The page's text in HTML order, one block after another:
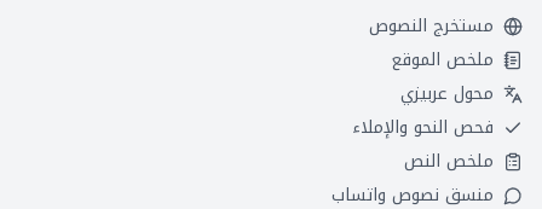
مستخرج النصوص
ملخص الموقع
محول عربيزي
فحص النحو والإملاء
ملخص النص
منسق نصوص واتساب